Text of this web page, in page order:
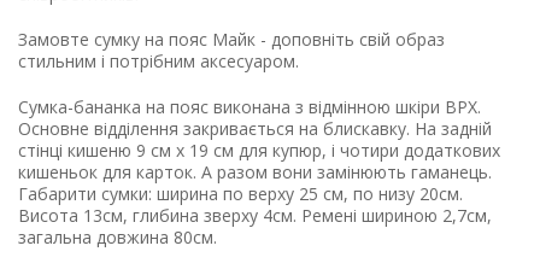
Замовте сумку на пояс Майк - доповніть свій образ
стильним і потрібним аксесуаром.
Сумка-бананка на пояс виконана з відмінною шкіри ВРХ.
Основне відділення закривається на блискавку. На задній
стінці кишеню 9 см х 19 см для купюр, і чотири додаткових
кишеньок для карток. А разом вони замінюють гаманець.
Габарити сумки: ширина по верху 25 см, по низу 20см.
Висота 13см, глибина зверху 4см. Ремені шириною 2,7см,
загальна довжина 80см.